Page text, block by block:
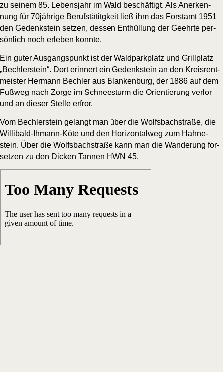
zu sei­nem 85. Lebens­jahr im Wald beschäf­tigt. Als Aner­ken­
nung für 70jährige Berufs­tä­titgkeit ließ ihm das Forst­amt 1951
den Gedenk­stein set­zen, des­sen Ent­hül­lung der Geehr­te per­
sön­lich noch erle­ben konnte.
Ein guter Aus­gangs­punkt ist der Wald­park­platz und Grill­platz
„Bech­ler­stein“. Dort erin­nert ein Gedenk­stein an den Kreis­rent­
meis­ter Her­mann Bech­ler aus Blan­ken­burg, der 1886 auf dem
Fuß­weg nach Zor­ge im Schnee­sturm die Ori­en­tie­rung ver­lor
und an die­ser Stel­le erfror.
Vom Bech­ler­stein gelangt man über die Wolfs­bach­stra­ße, die
Wil­li­bald-Ihmann-Köte und den Hori­zon­tal­weg zum Hah­ne­
stein. Über die Wolfs­bach­stra­ße kann man die Wan­de­rung for­
set­zen zu den Dicken Tan­nen HWN 45.